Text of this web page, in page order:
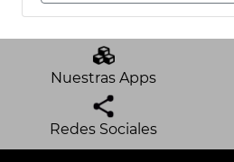
Nuestras Apps
Redes Sociales